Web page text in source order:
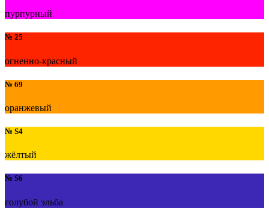
пурпурный
№ 25
огненно-красный
№ 69
оранжевый
№ S4
жёлтый
№ S6
голубой эльба